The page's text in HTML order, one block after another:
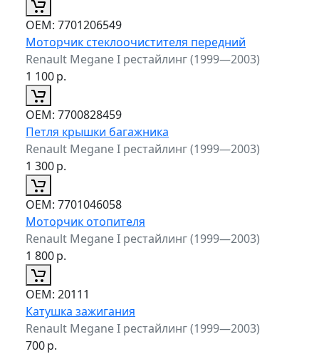
ОЕМ: 7701206549
Моторчик стеклоочистителя передний
Renault Megane I рестайлинг (1999—2003)
1 100р.
ОЕМ: 7700828459
Петля крышки багажника
Renault Megane I рестайлинг (1999—2003)
1 300р.
ОЕМ: 7701046058
Моторчик отопителя
Renault Megane I рестайлинг (1999—2003)
1 800р.
ОЕМ: 20111
Катушка зажигания
Renault Megane I рестайлинг (1999—2003)
700р.